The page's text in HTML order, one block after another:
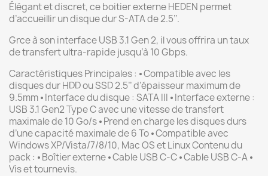
Élégant et discret, ce boitier externe HEDEN permet
d’accueillir un disque dur S-ATA de 2.5’’.
Grce à son interface USB 3.1 Gen 2, il vous offrira un taux
de transfert ultra-rapide jusqu’à 10 Gbps.
Caractéristiques Principales : ⦁ Compatible avec les
disques dur HDD ou SSD 2.5’’ d’épaisseur maximum de
9.5mm ⦁ Interface du disque : SATA III ⦁ Interface externe :
USB 3.1 Gen2 Type C avec une vitesse de transfert
maximale de 10 Go/s ⦁ Prend en charge les disques durs
d’une capacité maximale de 6 To ⦁ Compatible avec
Windows XP/Vista/7/8/10, Mac OS et Linux Contenu du
pack : ⦁ Boîtier externe ⦁ Cable USB C-C ⦁ Cable USB C-A ⦁
Vis et tournevis.